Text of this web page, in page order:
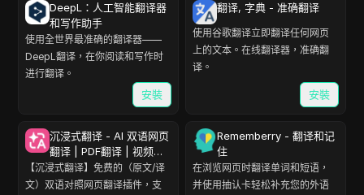
DeepL：人工智能翻译器
和写作助手
使用全世界最准确的翻译器——
DeepL翻译，在你阅读和写作时
进行翻译。
安裝
翻译, 字典 - 准确翻译
使用谷歌翻译立即翻译任何网页
上的文本。在线翻译器，准确翻
译。
安裝
沉浸式翻译 - AI 双语网页
翻译 | PDF翻译 | 视频翻
译 | 漫画翻译
【沉浸式翻译】免费的（原文/译
文）双语对照网页翻译插件，支
Rememberry - 翻译和记
住
在浏览网页时翻译单词和短语，
并使用抽认卡轻松补充您的外语